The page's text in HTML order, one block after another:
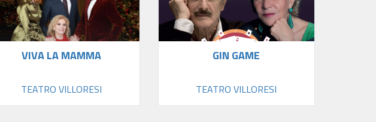
VIVA LA MAMMA
TEATRO VILLORESI
GIN GAME
TEATRO VILLORESI